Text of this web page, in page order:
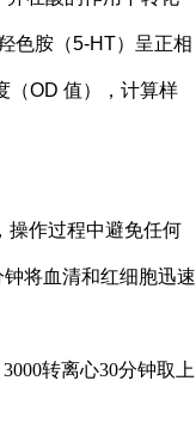
色胺（5-HT） 呈正相
（OD 值），计算样
操作过程中避免任何
将血清和红细胞迅速
转离心30分钟取上